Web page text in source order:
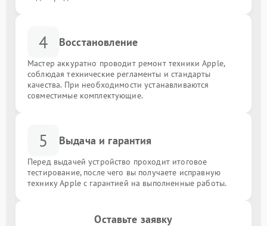
4 Восстановление
Мастер аккуратно проводит ремонт техники Apple,
соблюдая технические регламенты и стандарты
качества. При необходимости устанавливаются
совместимые комплектующие.
5 Выдача и гарантия
Перед выдачей устройство проходит итоговое
тестирование, после чего вы получаете исправную
технику Apple с гарантией на выполненные работы.
Оставьте заявку